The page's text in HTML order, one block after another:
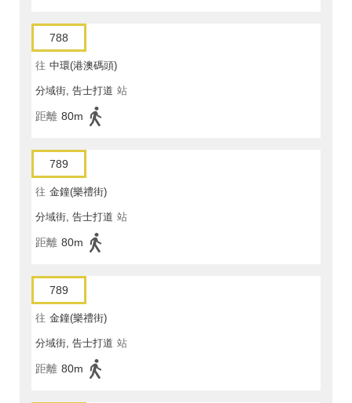
788
往 中環(港澳碼頭)
分域街, 告士打道 站
距離 80m
789
往 金鐘(樂禮街)
分域街, 告士打道 站
距離 80m
789
往 金鐘(樂禮街)
分域街, 告士打道 站
距離 80m